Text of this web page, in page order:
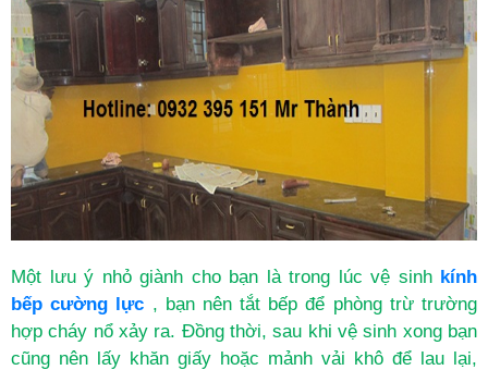
Một lưu ý nhỏ giành cho bạn là trong lúc vệ sinhkính
bếp cường lực , bạn nên tắt bếp để phòng trừ trường
hợp cháy nổ xảy ra. Đồng thời, sau khi vệ sinh xong bạn
cũng nên lấy khăn giấy hoặc mảnh vải khô để lau lại,